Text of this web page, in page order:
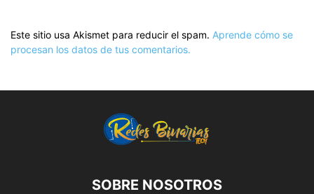
Este sitio usa Akismet para reducir el spam. Aprende cómo se
procesan los datos de tus comentarios.
SOBRE NOSOTROS